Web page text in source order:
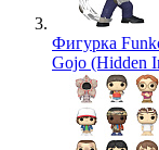
Фигурка
Gojo (Hidden